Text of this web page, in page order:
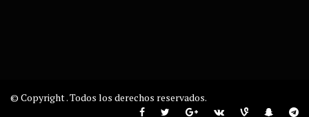
© Copyright . Todos los derechos reservados.